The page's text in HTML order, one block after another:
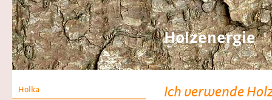
Holka
Holzenergie
Ich verwende